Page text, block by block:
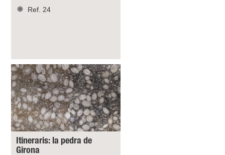
Ref. 24
Itineraris: la pedra de
Girona